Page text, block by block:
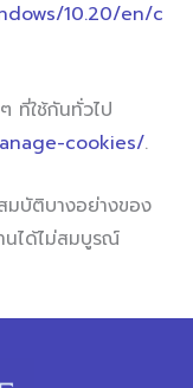
10.20/en/c
ที่ใช้กันทั่วไป
cookies/.
บัติบางอย่างของ
นได้ไม่สมบูรณ์